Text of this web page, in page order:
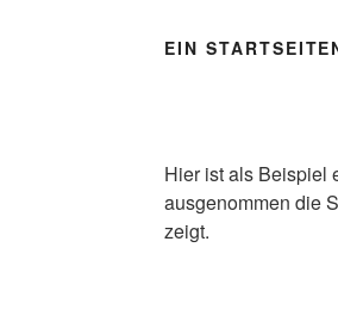
CLOSEUP
EIN
Hier ist als Beispiel
ausgenommen die
zeigt.